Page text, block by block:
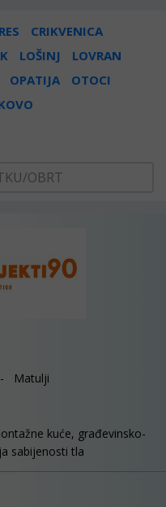
CRIKVENICA
LOŠINJ
LOVRAN
OPATIJA
OTOCI
OBRT
- Matulji
kuće, građevinsko-
sabijenosti tla